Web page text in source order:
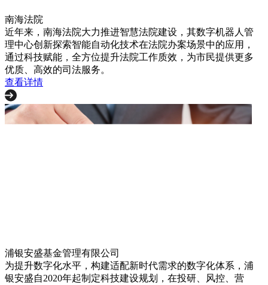
南海法院
近年来，南海法院大力推进智慧法院建设，其数字机器人管
理中心创新探索智能自动化技术在法院办案场景中的应用，
通过科技赋能，全方位提升法院工作质效，为市民提供更多
优质、高效的司法服务。
查看详情
浦银安盛基金管理有限公司
为提升数字化水平，构建适配新时代需求的数字化体系，浦
银安盛自2020年起制定科技建设规划，在投研、风控、营